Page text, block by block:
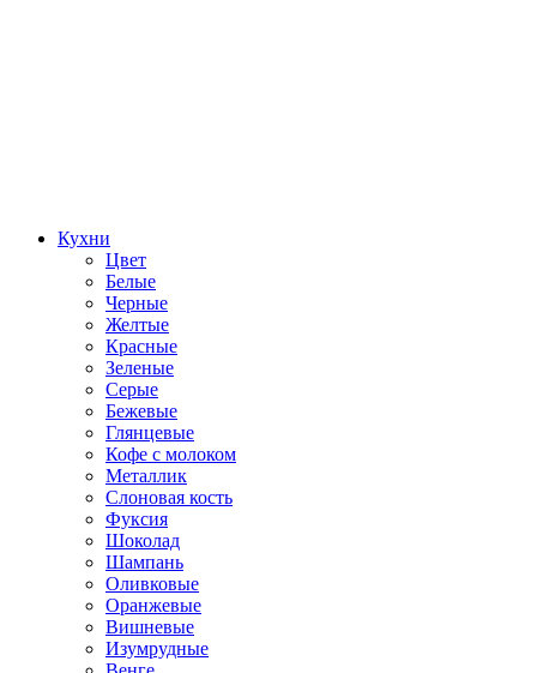
Кухни
Цвет
Белые
Черные
Желтые
Красные
Зеленые
Серые
Бежевые
Глянцевые
Кофе с молоком
Металлик
Слоновая кость
Фуксия
Шоколад
Шампань
Оливковые
Оранжевые
Вишневые
Изумрудные